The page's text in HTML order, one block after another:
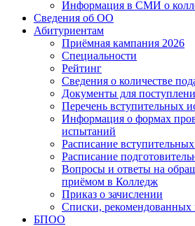
Информация в СМИ о
Сведения об ОО
Абитуриентам
Приёмная кампания 2026
Специальности
Рейтинг
Сведения о количестве
Документы для
Перечень вступительных
Информация о формах
испытаний
Расписание
Расписание
Вопросы и ответы на
приёмом в Колледж
Приказ о зачислении
Списки, рекомендованных
БПОО